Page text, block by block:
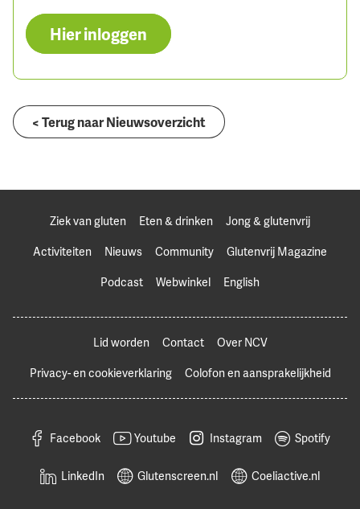
Hier inloggen
< Terug naar Nieuwsoverzicht
Ziek van gluten Eten & drinken
Jong & glutenvrij
Activiteiten
Nieuws Community
Glutenvrij Magazine
Podcast
Webwinkel English
Lid worden Contact
Over NCV
Privacy- en cookieverklaring
Colofon en aansprakelijkheid
Facebook Youtube Instagram Spotify
LinkedIn Glutenscreen.nl Coeliactive.nl